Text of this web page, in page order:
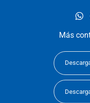
Más